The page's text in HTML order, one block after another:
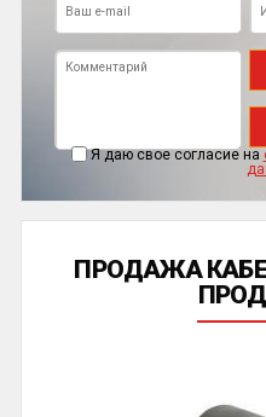
Я даю свое согласие на
ПРОДАЖА